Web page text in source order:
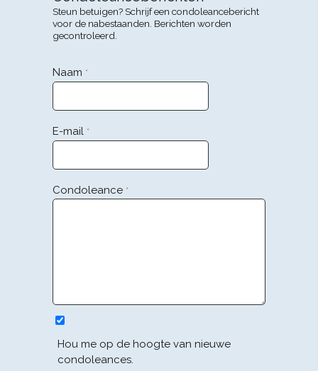
Steun betuigen? Schrijf een condoleancebericht
voor de nabestaanden. Berichten worden
gecontroleerd.
Naam *
E-mail *
Condoleance *
Hou me op de hoogte van nieuwe
condoleances.